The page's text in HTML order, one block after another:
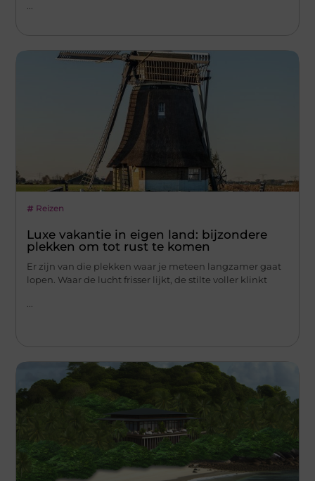
Reizen
Luxe vakantie in eigen land: bijzondere
plekken om tot rust te komen
Er zijn van die plekken waar je meteen langzamer gaat
lopen. Waar de lucht frisser lijkt, de stilte voller klinkt